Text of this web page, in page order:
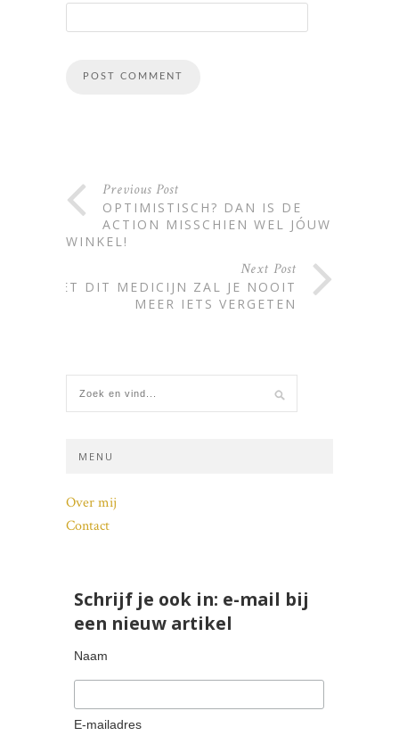
Previous Post
OPTIMISTISCH? DAN IS DE
ACTION MISSCHIEN WEL JÓUW
WINKEL!
Next Post
MET DIT MEDICIJN ZAL JE NOOIT
MEER IETS VERGETEN
MENU
Over mij
Contact
Schrijf je ook in: e-mail bij
een nieuw artikel
Naam
E-mailadres